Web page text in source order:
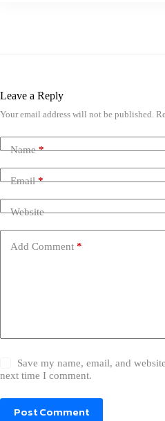
Leave a Reply
Your email address will not be published.
Name*
Email*
Website
Add Comment *
Save my name, email, and
next time I comment.
Post Comment